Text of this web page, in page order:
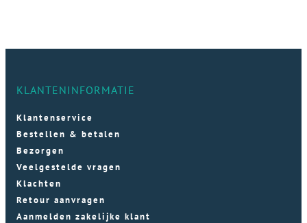
KLANTENINFORMATIE
Klantenservice
Bestellen & betalen
Bezorgen
Veelgestelde vragen
Klachten
Retour aanvragen
Aanmelden zakelijke klant